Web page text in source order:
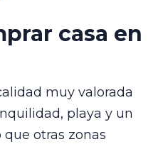
casa en
muy valorada
playa y un
otras zonas